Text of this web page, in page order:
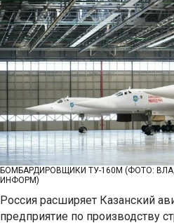
БОМБАРДИРОВЩИКИ ТУ-160М (ФОТО:
ИНФОРМ)
Россия расширяет Казанский
предприятие по производству